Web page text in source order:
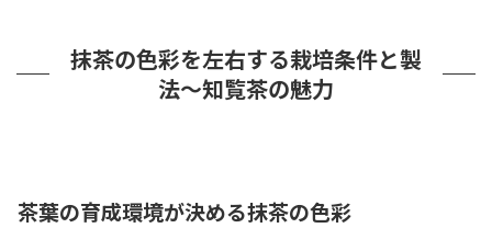
抹茶の色彩を左右する栽培条件と製
法～知覧茶の魅力
茶葉の育成環境が決める抹茶の色彩